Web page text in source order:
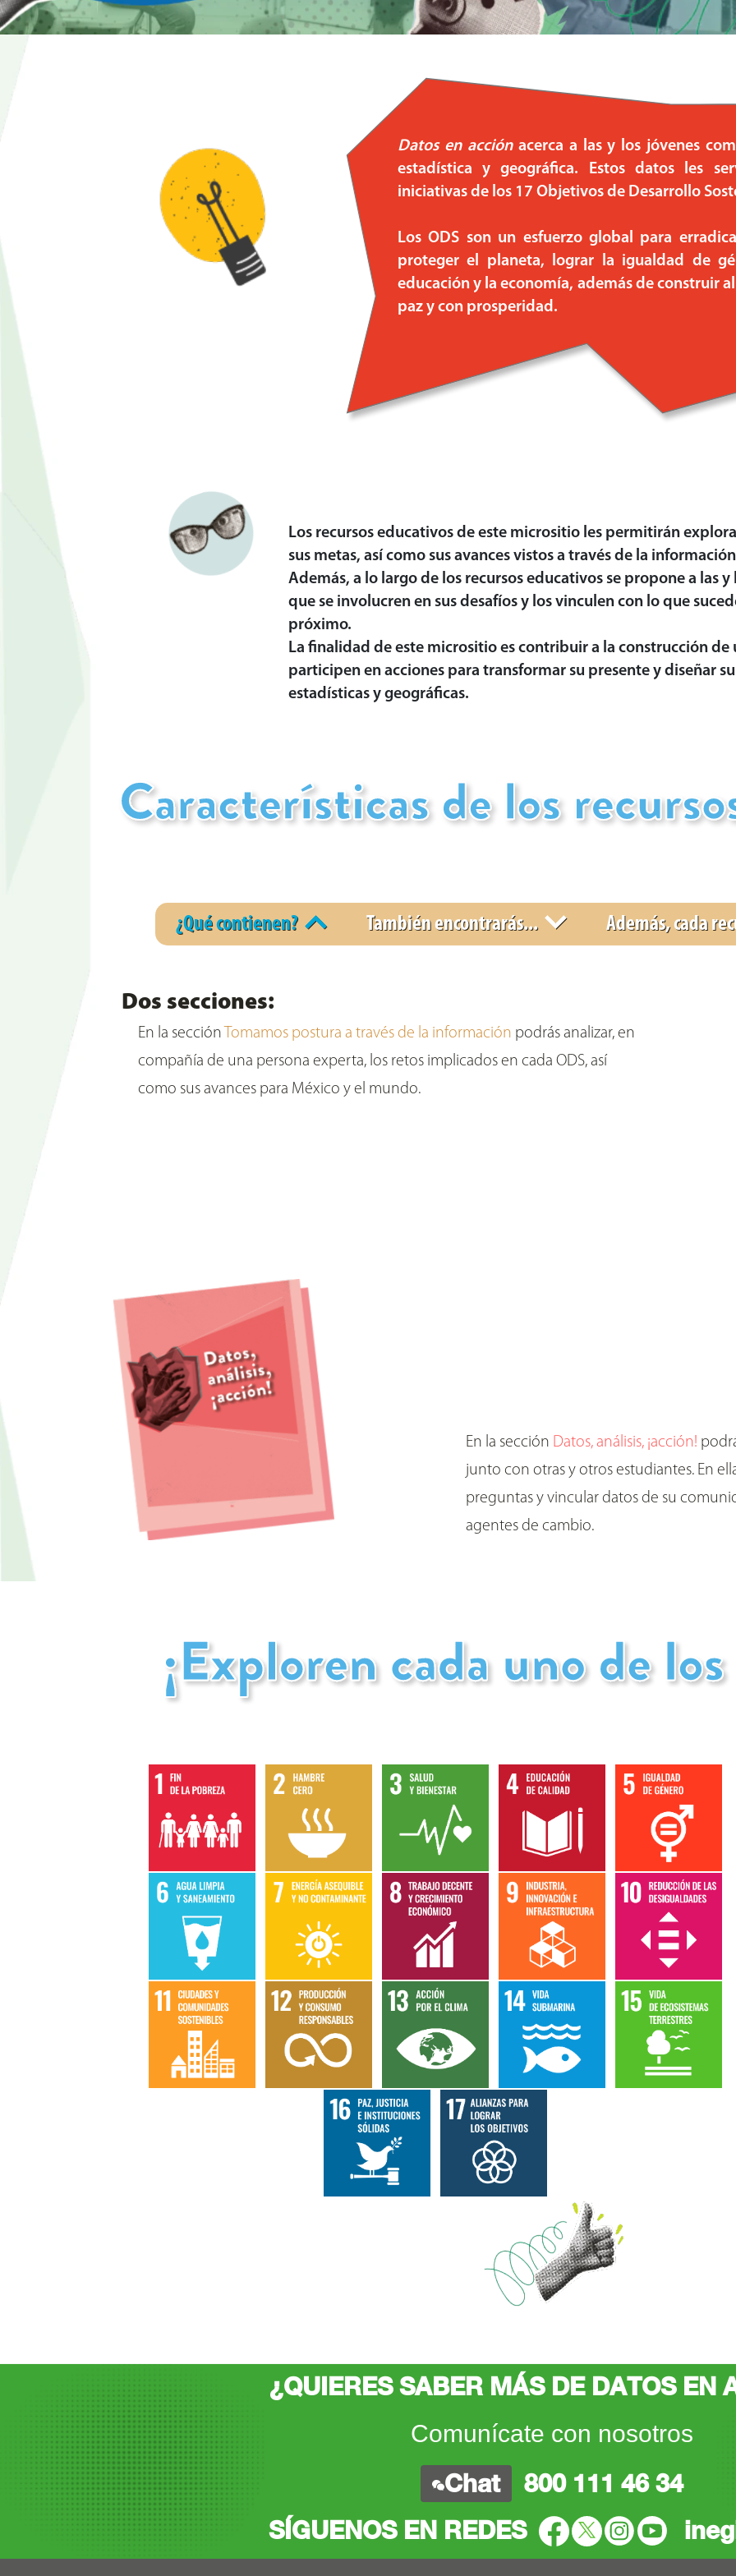
Datos en acción acerca a las y los jóvenes
Datos en acciónacerca a las y los jóvenes
estadística y geográfica. Estos datos les
iniciativas de los 17 Objetivos de Desarrollo
Los ODS son un esfuerzo global para
proteger el planeta, lograr la igualdad de
educación y la economía, además de construir
paz y con prosperidad.
Los
Los recursos educativos de este micrositio les permitirán
sus metas, así como sus avances vistos a través de la
Además, a lo largo de los recursos educativos se propone a las
que se involucren en sus desafíos y los vinculen con lo que
próximo.
La finalidad de este micrositio es contribuir a la construcción
participen en acciones para transformar su presente y diseñar
estadísticas y geográficas.
pestañas, ¿Qué contiene?, También encontrarás...,
¿Qué contienen? También encontrarás... Además, cada
Dos secciones:
En la sección Tomamos postura a través de la información podrás analizar, en
compañía de una persona experta, los retos implicados en cada ODS, así
como sus avances para México y el mundo.
En la sección Datos, análisis, ¡acción!
junto con otras y otros estudiantes. En
preguntas y vincular datos de su
agentes de cambio.
Contacto, redes sociales¿QUIERES SABER MÁS DE DATOS EN
Comunícate con nosotros
Chat
800 111 46 34
SÍGUENOS EN REDES